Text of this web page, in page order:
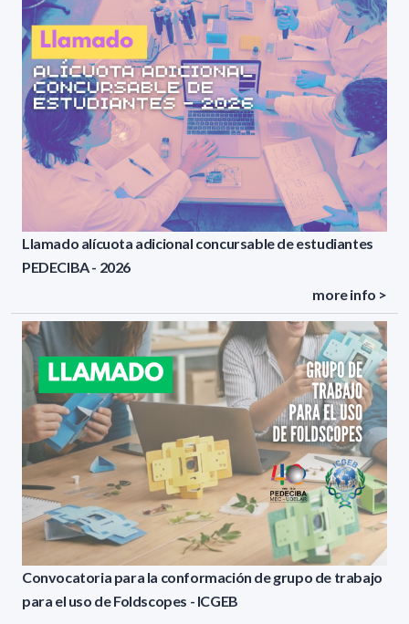
Llamado alícuota adicional concursable de estudiantes
PEDECIBA - 2026
more info >
Convocatoria para la conformación de grupo de trabajo
para el uso de Foldscopes - ICGEB